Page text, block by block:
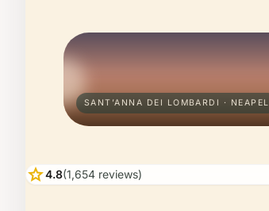
SANT’ANNA DEI LOMBARDI · NEAPEL
star4.8(1,654 reviews)